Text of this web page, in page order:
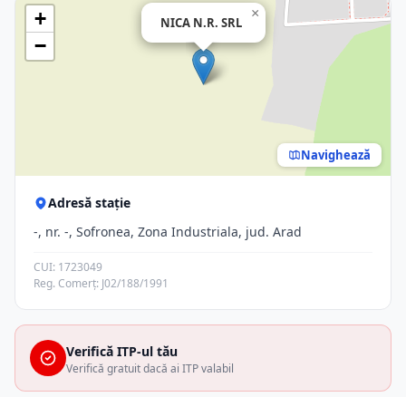
NICA N.R. SRL
×
+
−
Navighează
Adresă stație
-, nr. -, Sofronea, Zona Industriala, jud. Arad
CUI: 1723049
Reg. Comerț: J02/188/1991
Verifică ITP-ul tău
Verifică gratuit dacă ai ITP valabil